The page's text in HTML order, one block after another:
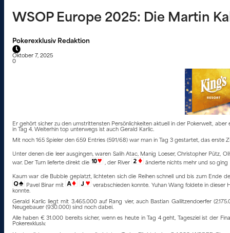
WSOP Europe 2025: Die Martin
Pokerexklusiv Redaktion
Oktober 7, 2025
0
Er gehört sicher zu den umstrittensten Persönlichkeiten aktuell in der Pokerwelt,
in Tag 4. Weiterhin top unterwegs ist auch Gerald Karlic.
Mit noch 165 Spieler den 659 Entries (591/68) war man in Tag 3 gestartet, das erste
Unter denen die leer ausgingen, waren Salih Atac, Manig Loeser, Christopher Pütz,
war. Der Turn lieferte direkt die
, der River änderte nichts mehr und so ging
Kaum war die Bubble geplatzt, lichteten sich die Reihen schnell und bis zum Ende
Pavel Binar mit
verabschieden konnte. Yuhan Wang foldete in dieser
konnte.
Gerald Karlic liegt mit 3.465.000 auf Rang vier, auch Bastian Gallitzendoerfer
Neugebauer (930.000) sind noch dabei.
Alle haben € 31.000 bereits sicher, wenn es heute in Tag 4 geht, Tagesziel ist der
Pokerexklusiv.